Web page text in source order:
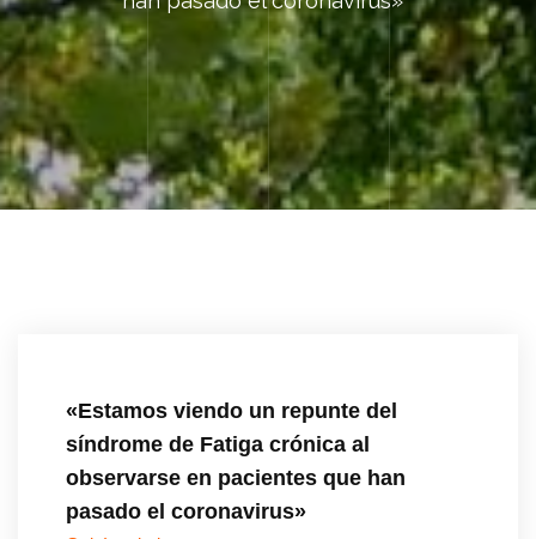
«Estamos viendo un repunte del
síndrome de Fatiga crónica al
observarse en pacientes que han
pasado el coronavirus»